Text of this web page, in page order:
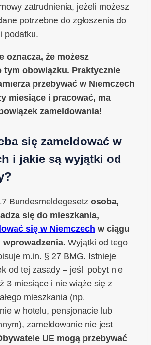
zatrudnienia, jeżeli możesz
potrzebne do zgłoszenia do
podatku.
oznacza, że możesz
tym obowiązku. Praktycznie
przebywać w Niemczech
miesiące i pracować, ma
zameldowania!
się zameldować w
i jakie są wyjątki od
Bundesmeldegesetz osoba,
się do mieszkania,
się w Niemczech w ciągu
wprowadzenia. Wyjątki od tego
m.in. § 27 BMG. Istnieje
od tej zasady – jeśli pobyt nie
3 miesiące i nie wiąże się z
mieszkania (np.
w hotelu, pensjonacie lub
zameldowanie nie jest
UE mogą przebywać